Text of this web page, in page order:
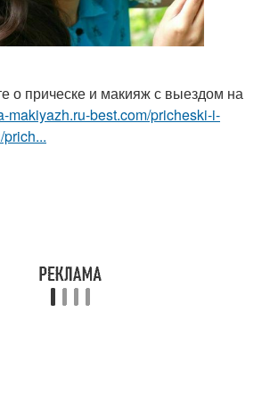
о прическе и макияж с выездом на
makiyazh.ru-best.com/pricheski-i-